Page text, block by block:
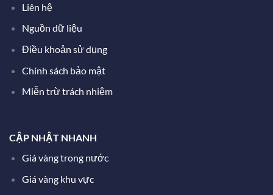
Liên hệ
Nguồn dữ liệu
Điều khoản sử dụng
Chính sách bảo mật
Miễn trừ trách nhiệm
CẬP NHẬT NHANH
Giá vàng trong nước
Giá vàng khu vực